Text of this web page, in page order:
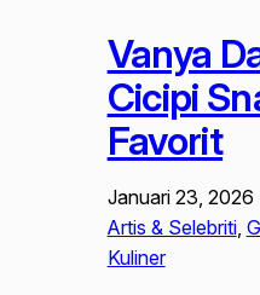
Vanya
Cicipi
Favorit
Januari 23, 2026
Artis & Selebriti,
Kuliner